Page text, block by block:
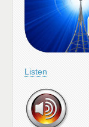
Listen